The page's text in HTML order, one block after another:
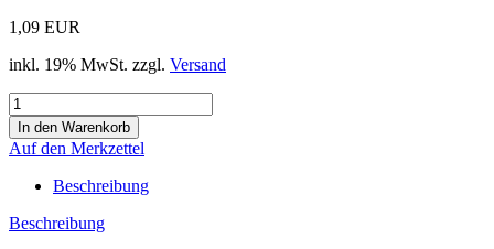
1,09 EUR
inkl. 19% MwSt. zzgl. Versand
Auf den Merkzettel
Beschreibung
Beschreibung